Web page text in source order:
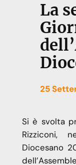
La
25
Si è svolta
Rizziconi,
Diocesano